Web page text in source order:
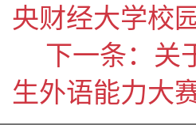
央财经大学校
下一条： 关
生外语能力大